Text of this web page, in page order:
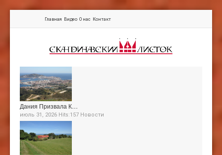
Главная Видео О нас Контакт
Дания Призвала К…
июль 31, 2026 Hits:157 Новости